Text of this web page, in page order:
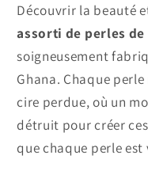
Découvrir la beauté
assorti de perles
soigneusement
Ghana. Chaque
cire perdue, où un
détruit pour créer
que chaque perle